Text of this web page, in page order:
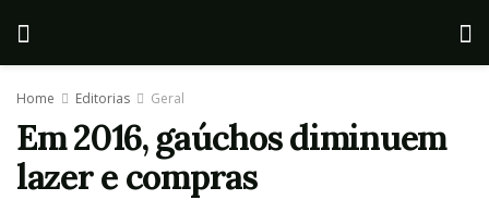
Home Editorias Geral
Em 2016, gaúchos diminuem
lazer e compras